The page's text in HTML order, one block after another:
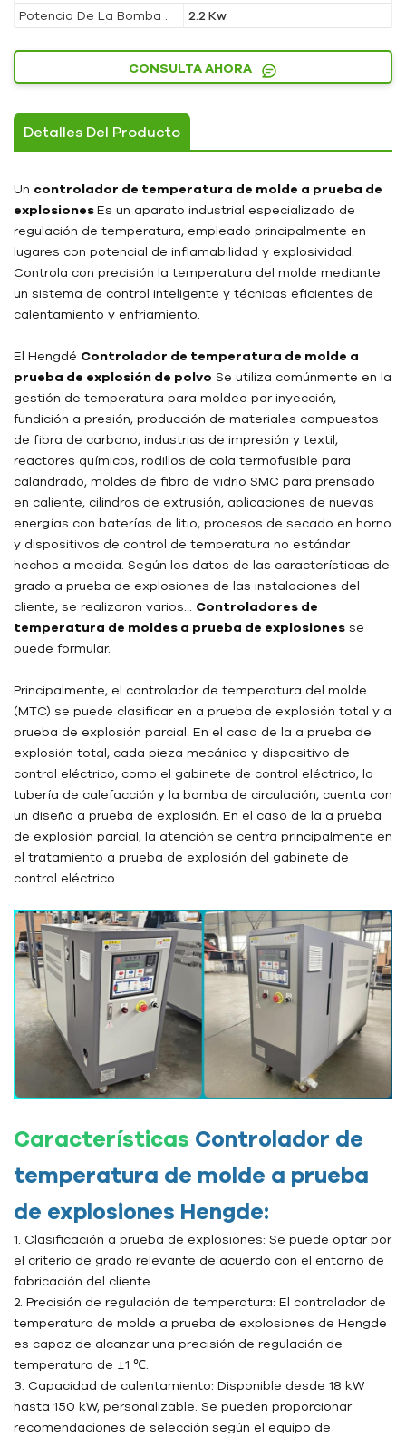
Potencia De La Bomba :
2.2 Kw
CONSULTA AHORA
Detalles Del Producto
Un controlador de temperatura de molde a prueba de
explosionesEs un aparato industrial especializado de
regulación de temperatura, empleado principalmente en
lugares con potencial de inflamabilidad y explosividad.
Controla con precisión la temperatura del molde mediante
un sistema de control inteligente y técnicas eficientes de
calentamiento y enfriamiento.
El Hengdé Controlador de temperatura de molde a
prueba de explosión de polvo Se utiliza comúnmente en la
gestión de temperatura para moldeo por inyección,
fundición a presión, producción de materiales compuestos
de fibra de carbono, industrias de impresión y textil,
reactores químicos, rodillos de cola termofusible para
calandrado, moldes de fibra de vidrio SMC para prensado
en caliente, cilindros de extrusión, aplicaciones de nuevas
energías con baterías de litio, procesos de secado en horno
y dispositivos de control de temperatura no estándar
hechos a medida. Según los datos de las características de
grado a prueba de explosiones de las instalaciones del
cliente, se realizaron varios... Controladores de
temperatura de moldes a prueba de explosiones se
puede formular.
Principalmente, el controlador de temperatura del molde
(MTC) se puede clasificar en a prueba de explosión total y a
prueba de explosión parcial. En el caso de la a prueba de
explosión total, cada pieza mecánica y dispositivo de
control eléctrico, como el gabinete de control eléctrico, la
tubería de calefacción y la bomba de circulación, cuenta con
un diseño a prueba de explosión. En el caso de la a prueba
de explosión parcial, la atención se centra principalmente en
el tratamiento a prueba de explosión del gabinete de
control eléctrico.
Características Controlador de
temperatura de molde a prueba
de explosiones Hengde:
1. Clasificación a prueba de explosiones: Se puede optar por
el criterio de grado relevante de acuerdo con el entorno de
fabricación del cliente.
2. Precisión de regulación de temperatura: El controlador de
temperatura de molde a prueba de explosiones de Hengde
es capaz de alcanzar una precisión de regulación de
temperatura de ±1 ℃.
3. Capacidad de calentamiento: Disponible desde 18 kW
hasta 150 kW, personalizable. Se pueden proporcionar
recomendaciones de selección según el equipo de